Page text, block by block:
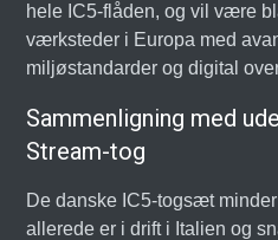
hele IC5-flåden, og vil være
værksteder i Europa med
miljøstandarder og digital
Sammenligning med
Stream-tog
De danske IC5-togsæt
allerede er i drift i Italien og